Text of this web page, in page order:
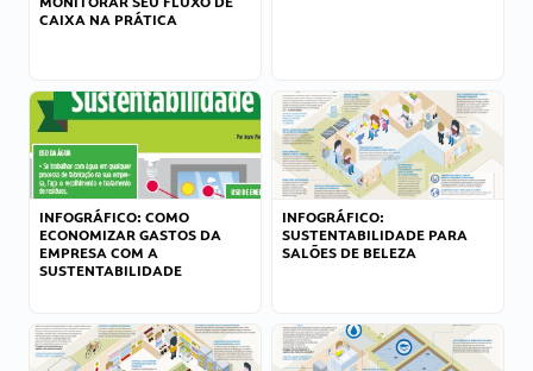
CAIXA NA PRÁTICA
INFOGRÁFICO: COMO
ECONOMIZAR GASTOS DA
EMPRESA COM A
SUSTENTABILIDADE
INFOGRÁFICO:
SUSTENTABILIDADE PARA
SALÕES DE BELEZA